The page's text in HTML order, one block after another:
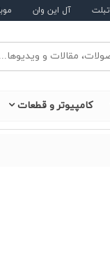
تبلت آل این وان
کامپیوتر و قطعات